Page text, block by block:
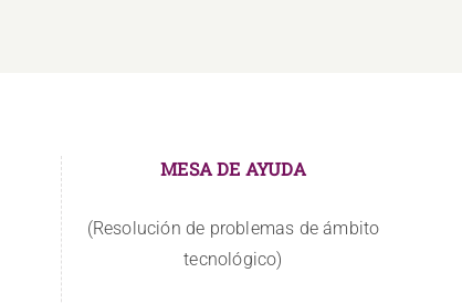
MESA DE AYUDA
(Resolución de problemas de ámbito
tecnológico)